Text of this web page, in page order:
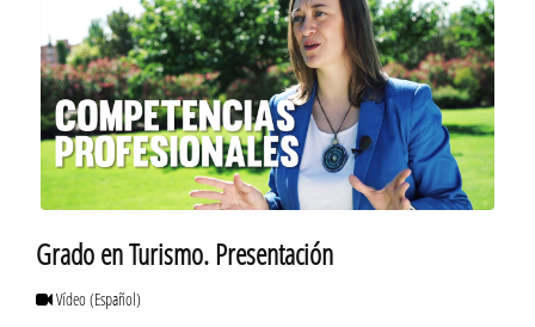
Grado en Turismo. Presentación
Vídeo(Español)